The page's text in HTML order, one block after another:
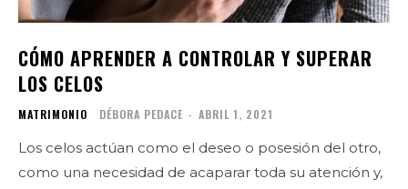
CÓMO APRENDER A CONTROLAR Y SUPERAR
LOS CELOS
MATRIMONIO DÉBORA PEDACE - ABRIL 1, 2021
Los celos actúan como el deseo o posesión del otro,
como una necesidad de acaparar toda su atención y,